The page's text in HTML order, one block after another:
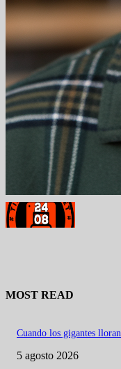
MOST READ
Cuando los gigantes lloran
5 agosto 2026